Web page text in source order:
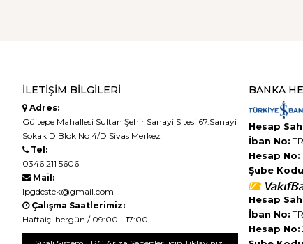
İLETIŞIM BILGILERI
Adres:
Gültepe Mahallesi Sultan Şehir Sanayi Sitesi 67.Sanayi
Sokak D Blok No 4/D Sivas Merkez
Tel:
0346 211 5606
Mail:
lpgdestek@gmail.com
Çalışma Saatlerimiz:
Haftaiçi hergün / 09:00 - 17:00
BANKA
Hesap
İban No:
Hesap No:
Şube
Hesap
İban No:
Hesap No: